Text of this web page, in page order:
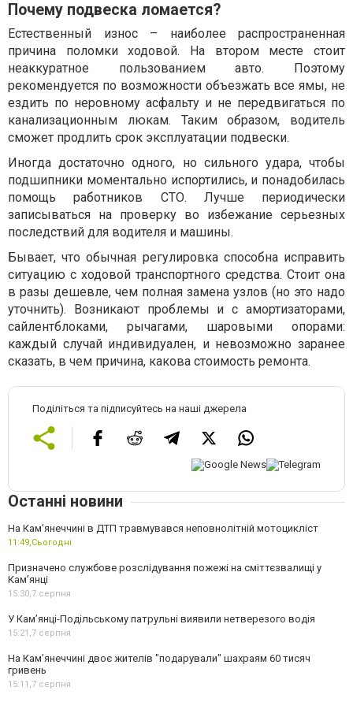
Почему подвеска ломается?
Естественный износ – наиболее распространенная
причина поломки ходовой. На втором месте стоит
неаккуратное пользованием авто. Поэтому
рекомендуется по возможности объезжать все ямы, не
ездить по неровному асфальту и не передвигаться по
канализационным люкам. Таким образом, водитель
сможет продлить срок эксплуатации подвески.
Иногда достаточно одного, но сильного удара, чтобы
подшипники моментально испортились, и понадобилась
помощь работников СТО. Лучше периодически
записываться на проверку во избежание серьезных
последствий для водителя и машины.
Бывает, что обычная регулировка способна исправить
ситуацию с ходовой транспортного средства. Стоит она
в разы дешевле, чем полная замена узлов (но это надо
уточнить). Возникают проблемы и с амортизаторами,
сайлентблоками, рычагами, шаровыми опорами:
каждый случай индивидуален, и невозможно заранее
сказать, в чем причина, какова стоимость ремонта.
Поділіться та підписуйтесь на наші джерела
Останні новини
На Кам’янеччині в ДТП травмувався неповнолітній мотоцикліст
11:49,Сьогодні
Призначено службове розслідування пожежі на сміттєзвалищі у
Кам’янці
15:30,7 серпня
У Кам’янці-Подільському патрульні виявили нетверезого водія
15:21,7 серпня
На Камʼянеччині двоє жителів "подарували" шахраям 60 тисяч
гривень
15:11,7 серпня